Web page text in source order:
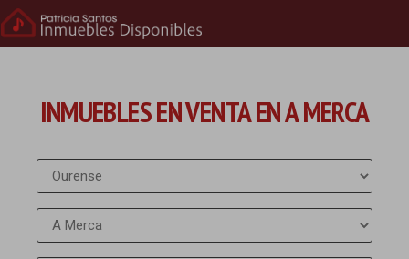
INMUEBLES EN VENTA EN A MERCA